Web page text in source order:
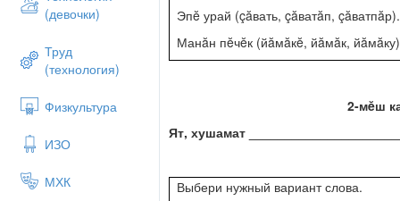
(девочки)
Труд
(технология)
Физкультура
ИЗО
МХК
Эпĕ урай (çăвать, çăватăп, çăватпăр).
Манăн пĕчĕк (йăмăкĕ, йăмăк,
2-мĕш
Ят, хушамат
Выбери нужный вариант слова.